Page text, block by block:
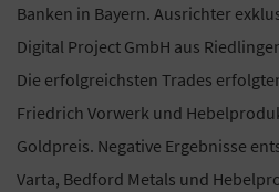
Banken in Bayern. Ausrichter
Digital Project GmbH aus
Die erfolgreichsten Trades
Friedrich Vorwerk und
Goldpreis. Negative Ergebnisse
Varta, Bedford Metals und